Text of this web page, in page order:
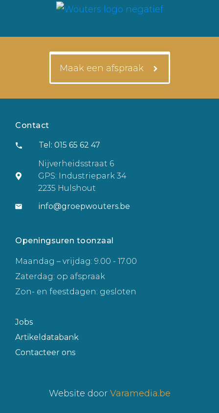
Maak een afspraak
Contact
Tel: 015 65 62 47
Nijverheidsstraat 6
GPS: Industriepark 34
2235 Hulshout
info@groepwouters.be
Openingsuren toonzaal
Maandag – vrijdag: 9.00 - 17.00
Zaterdag: op afspraak
Zon- en feestdagen: gesloten
Jobs
Artikeldatabank
Contacteer ons
Website door Varamedia.be